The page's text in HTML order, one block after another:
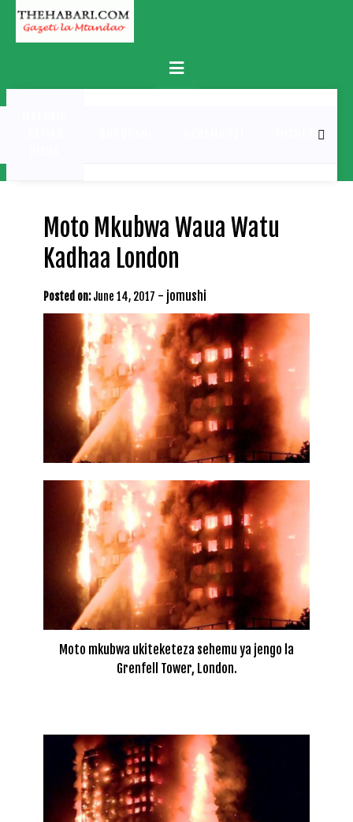
Skip
content
Primary
Menu
MICHEZO
Moto Mkubwa Waua Watu
Kadhaa London
Posted on: June 14, 2017 - jomushi
Moto mkubwa ukiteketeza sehemu ya jengo la
Grenfell Tower, London.